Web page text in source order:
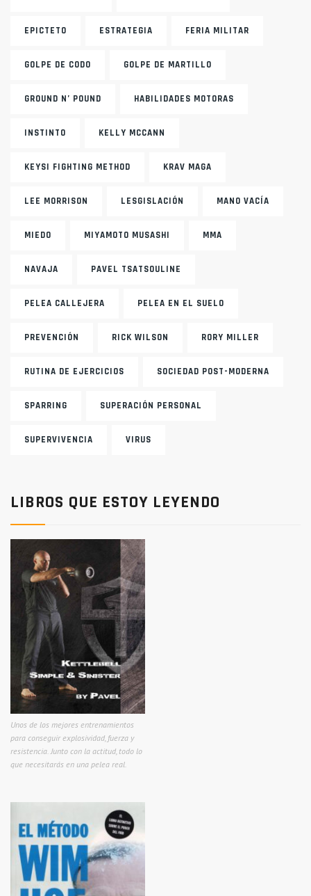
EPICTETO ESTRATEGIA FERIA MILITAR
GOLPE DE CODO GOLPE DE MARTILLO
GROUND N’ POUND HABILIDADES MOTORAS
INSTINTO KELLY MCCANN
KEYSI FIGHTING METHOD KRAV MAGA
LEE MORRISON LESGISLACIÓN MANO VACÍA
MIEDO MIYAMOTO MUSASHI MMA
NAVAJA PAVEL TSATSOULINE
PELEA CALLEJERA PELEA EN EL SUELO
PREVENCIÓN RICK WILSON RORY MILLER
RUTINA DE EJERCICIOS SOCIEDAD POST-MODERNA
SPARRING SUPERACIÓN PERSONAL
SUPERVIVENCIA VIRUS
LIBROS QUE ESTOY LEYENDO
Unos de los mejores entrenamientos
para conseguir explosividad, fuerza y
resistencia. Junto con la actitud, todo lo
que necesitarás en una pelea real.